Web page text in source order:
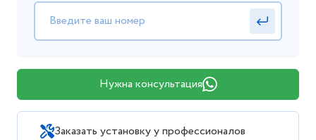
Нужна консультация
Заказать установку у профессионалов